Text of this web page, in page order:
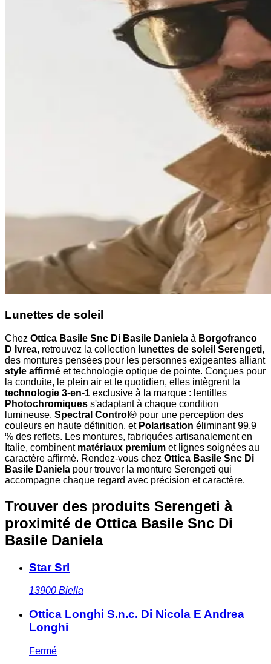
Lunettes de soleil
Chez Ottica Basile Snc Di Basile Daniela à Borgofranco
D Ivrea, retrouvez la collection lunettes de soleil Serengeti,
des montures pensées pour les personnes exigeantes alliant
style affirmé et technologie optique de pointe. Conçues pour
la conduite, le plein air et le quotidien, elles intègrent la
technologie 3-en-1 exclusive à la marque : lentilles
Photochromiques s'adaptant à chaque condition
lumineuse, Spectral Control® pour une perception des
couleurs en haute définition, et Polarisation éliminant 99,9
% des reflets. Les montures, fabriquées artisanalement en
Italie, combinent matériaux premium et lignes soignées au
caractère affirmé. Rendez-vous chez Ottica Basile Snc Di
Basile Daniela pour trouver la monture Serengeti qui
accompagne chaque regard avec précision et caractère.
Trouver des produits Serengeti à
proximité de Ottica Basile Snc Di
Basile Daniela
Star Srl
13900 Biella
Ottica Longhi S.n.c. Di Nicola E Andrea
Longhi
Fermé